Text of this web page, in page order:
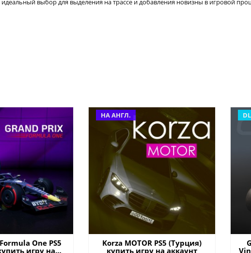
выбор для выделения на трассе и добавления новизны в игровой
One PS5
игру на
НА АНГЛ.
Korza MOTOR PS5 (Турция)
купить игру на аккаунт